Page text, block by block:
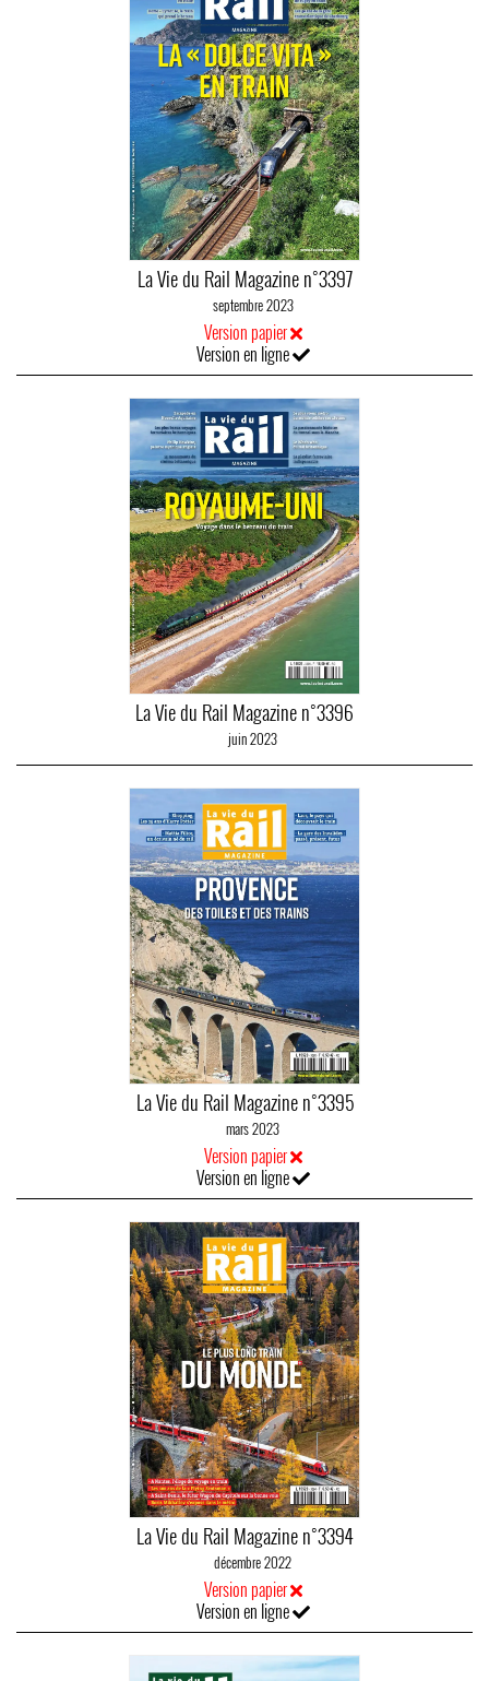
La Vie du Rail Magazine n°3397
septembre 2023
Version papier
Version en ligne
La Vie du Rail Magazine n°3396
juin 2023
La Vie du Rail Magazine n°3395
mars 2023
Version papier
Version en ligne
La Vie du Rail Magazine n°3394
décembre 2022
Version papier
Version en ligne